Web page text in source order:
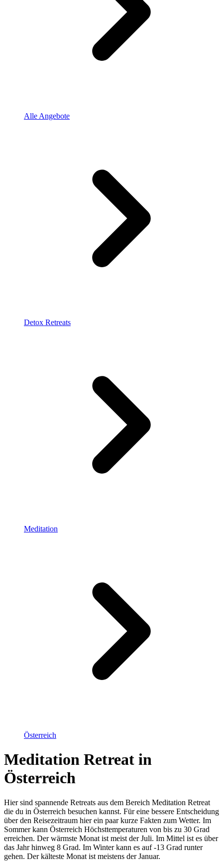
Alle Angebote
Detox Retreats
Meditation
Österreich
Meditation Retreat in
Österreich
Hier sind spannende Retreats aus dem Bereich Meditation Retreat
die du in Österreich besuchen kannst. Für eine bessere Entscheidung
über den Reisezeitraum hier ein paar kurze Fakten zum Wetter. Im
Sommer kann Österreich Höchsttemperaturen von bis zu 30 Grad
erreichen. Der wärmste Monat ist meist der Juli. Im Mittel ist es über
das Jahr hinweg 8 Grad. Im Winter kann es auf -13 Grad runter
gehen. Der kälteste Monat ist meistens der Januar.